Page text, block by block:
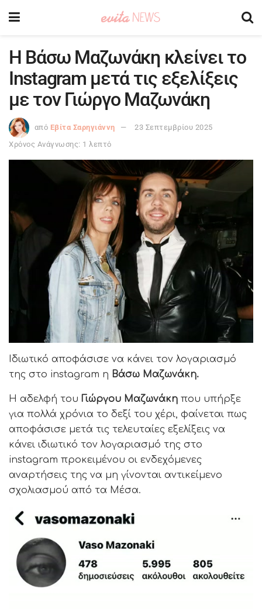
Η Βάσω Μαζωνάκη κλείνει το
Instagram μετά τις εξελίξεις
με τον Γιώργο Μαζωνάκη
από Εβίτα Σαρηγιάννη
23 Σεπτεμβρίου 2025
Χρόνος Ανάγνωσης: 1 λεπτό
Ιδιωτικό αποφάσισε να κάνει τον λογαριασμό
της στο instagram η Βάσω Μαζωνάκη.
Η αδελφή του Γιώργου Μαζωνάκη που υπήρξε
για πολλά χρόνια το δεξί του χέρι, φαίνεται πως
αποφάσισε μετά τις τελευταίες εξελίξεις να
κάνει ιδιωτικό τον λογαριασμό της στο
instagram προκειμένου οι ενδεχόμενες
αναρτήσεις της να μη γίνονται αντικείμενο
σχολιασμού από τα Μέσα.